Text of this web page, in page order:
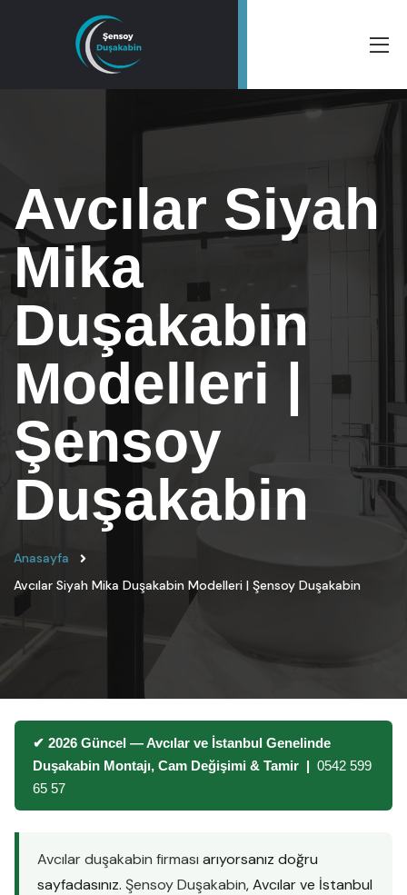
Avcılar Siyah
Mika
Duşakabin
Modelleri |
Şensoy
Duşakabin
Anasayfa
Avcılar Siyah Mika Duşakabin Modelleri | Şensoy Duşakabin
✔ 2026 Güncel — Avcılar ve İstanbul Genelinde
Duşakabin Montajı, Cam Değişimi & Tamir | 0542 599
65 57
Avcılar duşakabin firması arıyorsanız doğru
sayfadasınız. Şensoy Duşakabin, Avcılar ve İstanbul